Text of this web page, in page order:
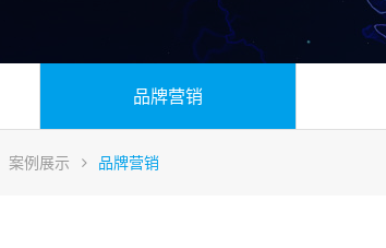
品牌营销
案例展示 品牌营销